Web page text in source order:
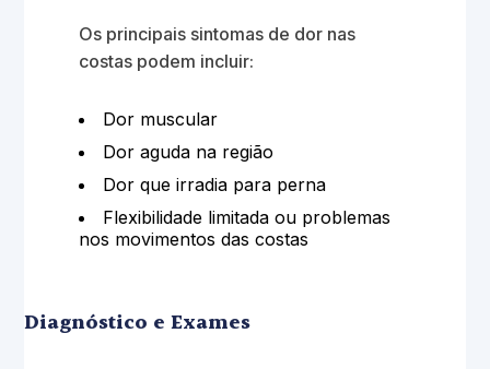
Os principais sintomas de dor nas
costas podem incluir:
Dor muscular
Dor aguda na região
Dor que irradia para perna
Flexibilidade limitada ou problemas
nos movimentos das costas
Diagnóstico e Exames